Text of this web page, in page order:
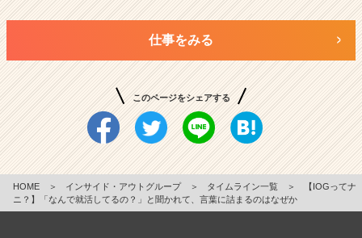
仕事をみる
このページをシェアする
HOME ＞ インサイド・アウトグループ ＞ タイムライン一覧 ＞
【IOGってナ
ニ？】「なんで就活してるの？」と聞かれて、言葉に詰まるのはなぜか